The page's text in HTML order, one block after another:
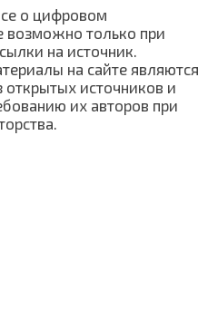
о цифровом
возможно только при
на источник.
на сайте являются
открытых источников и
их авторов при